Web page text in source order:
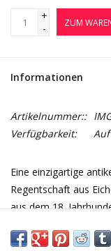
+
-
ZUM
Informationen
Artikelnummer::
Verfügbarkeit:
Eine einzigartige
Regentschaft aus
aus dem 18.
181 cm Außenbreite